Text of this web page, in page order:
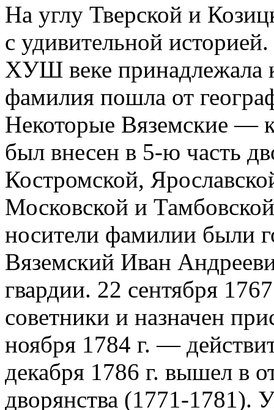
На углу Тверской и
с удивительной
ХУШ веке принадлежала
фамилия пошла от
Некоторые Вяземские —
был внесен в 5-ю часть
Костромской,
Московской и
носители фамилии были
Вяземский Иван
гвардии. 22 сентября
советники и назначен
ноября 1784 г. —
декабря 1786 г. вышел в
дворянства (1771-1781).